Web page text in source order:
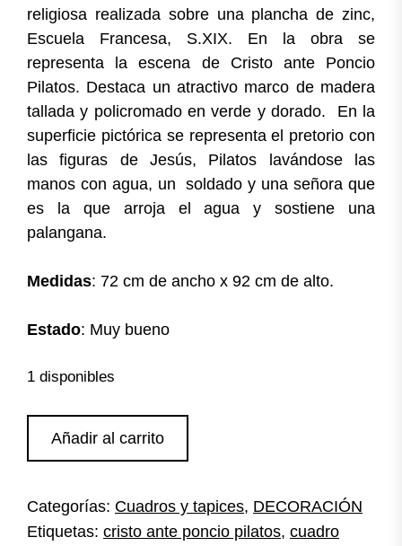
religiosa realizada sobre una plancha de zinc,
Escuela Francesa, S.XIX. En la obra se
representa la escena de Cristo ante Poncio
Pilatos. Destaca un atractivo marco de madera
tallada y policromado en verde y dorado. En la
superficie pictórica se representa el pretorio con
las figuras de Jesús, Pilatos lavándose las
manos con agua, un soldado y una señora que
es la que arroja el agua y sostiene una
palangana.
Medidas: 72 cm de ancho x 92 cm de alto.
Estado: Muy bueno
1 disponibles
ante
cantidad
Añadir al carrito
Categorías: Cuadros y tapices, DECORACIÓN
Etiquetas: cristo ante poncio pilatos, cuadro